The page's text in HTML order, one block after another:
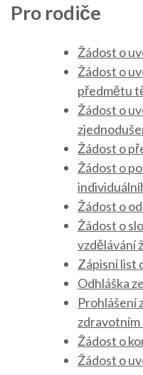
Pro rodiče
Žádost o
Žádost o
předmětu
Žádost o
Žádost o
Žádost o
Žádost o
Žádost o
vzdělávání
Zápisní list
Odhláška
Prohlášení
Žádost o
Žádost o